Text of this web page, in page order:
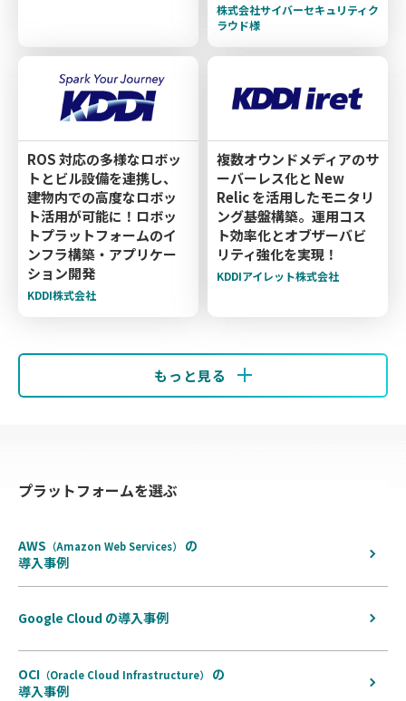
株式会社サイバーセキュリティク
ラウド様
ROS 対応の多様なロボッ
トとビル設備を連携し、
建物内での高度なロボッ
ト活用が可能に！ロボッ
トプラットフォームのイ
ンフラ構築・アプリケー
ション開発
KDDI株式会社
複数オウンドメディアのサ
ーバーレス化と New
Relic を活用したモニタリ
ング基盤構築。運用コス
ト効率化とオブザーバビ
リティ強化を実現！
KDDIアイレット株式会社
もっと見る
プラットフォームを選ぶ
AWS （Amazon Web Services）
の
導入事例
Google Cloud の導入事例
OCI （Oracle Cloud Infrastructure）
の
導入事例